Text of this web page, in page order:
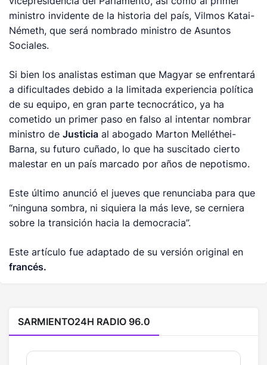
ministro invidente de la historia del país, Vilmos Katai-
Németh, que será nombrado ministro de Asuntos
Sociales.
Si bien los analistas estiman que Magyar se enfrentará
a dificultades debido a la limitada experiencia política
de su equipo, en gran parte tecnocrático, ya ha
cometido un primer paso en falso al intentar nombrar
ministro deJusticia al abogado Marton Melléthei-
Barna, su futuro cuñado, lo que ha suscitado cierto
malestar en un país marcado por años de nepotismo.
Este último anunció el jueves que renunciaba para que
“ninguna sombra, ni siquiera la más leve, se cerniera
sobre la transición hacia la democracia”.
Este artículo fue adaptado de su versión original en
francés.
SARMIENTO24H RADIO 96.0